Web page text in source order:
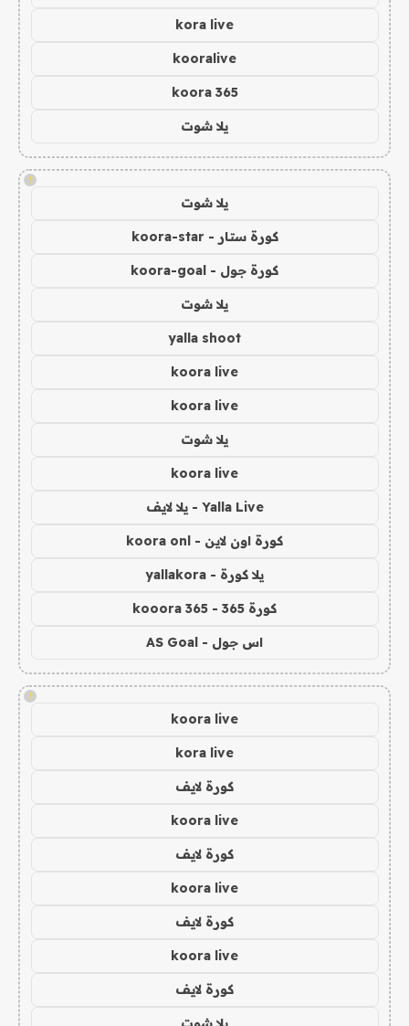
kora live
kooralive
koora 365
يلا شوت
!
يلا شوت
كورة ستار - koora-star
كورة جول - koora-goal
يلا شوت
yalla shoot
koora live
koora live
يلا شوت
koora live
Yalla Live - يلا لايف
كورة اون لاين - koora onl
يلا كورة - yallakora
كورة 365 - kooora 365
اس جول - AS Goal
!
koora live
kora live
كورة لايف
koora live
كورة لايف
koora live
كورة لايف
koora live
كورة لايف